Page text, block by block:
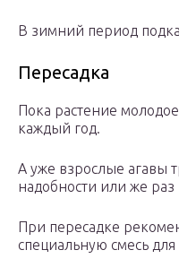
В зимний период
Пересадка
Пока растение
каждый год.
А уже взрослые агавы
надобности или же раз
При пересадке
специальную смесь для